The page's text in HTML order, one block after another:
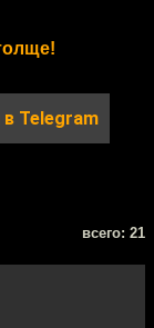
в Telegram
всего: 21